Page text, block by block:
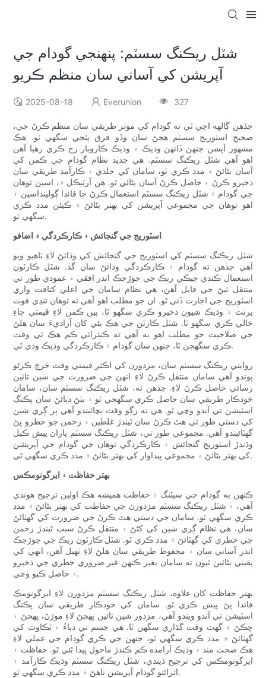
شٽل ريڪنگ سسٽم: پنهنجي گودام جي
آپريشن کي آساني سان منظم ڪريو
2025-08-18 Everunion 327
جڏهن ڳالهه اچي ٿي ته گودام کي موثر طريقي سان منظم ڪرڻ جي،
صحيح اسٽوريج سسٽم هجڻ سان وڏو فرق پئجي سگهي ٿو. هڪ
مشهور آپشن جنهن ڏانهن وڌيڪ ۽ وڌيڪ ڪاروبار رخ ڪري رهيا آهن
اهو آهي شٽل ريڪنگ سسٽم. هي جديد نظام گودام جي ڪمن کي
آسان بڻائڻ ۾ مدد ڪري ٿو، سامان کي جلدي ۽ ڪارآمد طريقي سان
ذخيرو ڪرڻ ۽ حاصل ڪرڻ آسان بڻائي ٿو. هن آرٽيڪل ۾، اسين توهان
جي گودام ۾ شٽل ريڪنگ سسٽم استعمال ڪرڻ جا فائدا ڳولينداسين ۽
اهو توهان جي مجموعي آپريشن کي بهتر بڻائڻ ۾ ڪيئن مدد ڪري
سگهي ٿو.
اسٽوريج جي گنجائش ۽ ڪارڪردگي ۾ اضافو
شٽل ريڪنگ سسٽم کي اسٽوريج جي گنجائش کي وڌائڻ لاءِ ٺاهيو ويو
آهي جڏهن ته گودام ۾ ڪارڪردگي وڌائڻ سان گڏ. شٽل ڪارٽون
استعمال ڪندي جيڪي ريڪ جي جوڙجڪ اندر افقي ۽ عمودي طور تي
منتقل ٿيڻ جي قابل آهن، هي نظام سامان جي اعلي کثافت واري
اسٽوريج جي اجازت ڏئي ٿو. ان جو مطلب اهو آهي ته توهان ننڍي فوٽ
پرنٽ ۾ وڌيڪ شيون ذخيرو ڪري سگهو ٿا، ٻين ڪمن لاءِ قيمتي جاءِ
خالي ڪري سگهو ٿا. شٽل ڪارٽن جي هڪ ٻئي کان آزاديءَ سان هلڻ
جي صلاحيت جو مطلب اهو به آهي ته ڪيترائي ڪم هڪ ئي وقت
ڪري سگهجن ٿا، جنهن سان گودام ۾ ڪارڪردگي وڌيڪ وڌي ٿي.
روايتي ريڪنگ سسٽم سان، مزدورن کي اڪثر قيمتي وقت خرچ ڪرڻو
پوندو آهي سامان منتقل ڪرڻ لاءِ انهن جي ضرورت جي شين تائين
رسائي حاصل ڪرڻ لاءِ. جڏهن ته، شٽل ريڪنگ سسٽم سان، سامان
خودڪار طريقي سان حاصل ڪري سگهجي ٿو ۽ بٽڻ دٻائڻ سان پڪنگ
اسٽيشن تي آندو وڃي ٿو. هي نه رڳو وقت بچائيندو آهي پر ڳري شين
کي دستي طور تي هٿ ڪرڻ سان ٿيندڙ غلطين ۽ زخمن جو خطرو پڻ
گهٽائيندو آهي. مجموعي طور تي، شٽل ريڪنگ سسٽم پاران پيش ڪيل
وڌندڙ اسٽوريج گنجائش ۽ ڪارڪردگي توهان جي گودام جي آپريشن
کي بهتر بڻائڻ ۽ مجموعي پيداوار کي بهتر بڻائڻ ۾ مدد ڪري سگهي ٿي.
بهتر حفاظت ۽ ايرگونومڪس
ڪنهن به گودام جي سيٽنگ ۾ حفاظت هميشه هڪ اولين ترجيح هوندي
آهي، ۽ شٽل ريڪنگ سسٽم مزدورن جي حفاظت کي بهتر بڻائڻ ۾ مدد
ڪري سگهي ٿو. سامان جي دستي هٿ ڪرڻ جي ضرورت کي گهٽائڻ
سان، هي نظام ڳري شين کي کڻڻ ۽ منتقل ڪرڻ سبب ٿيندڙ زخمن
جي خطري کي گهٽائڻ ۾ مدد ڪري ٿو. شٽل ڪارٽون ريڪ جي جوڙجڪ
اندر آساني سان ۽ محفوظ طريقي سان هلڻ لاءِ ٺهيل آهن، انهي کي
يقيني بڻائين ٿيون ته سامان بغير ڪنهن غير ضروري خطري جي ذخيرو
۽ حاصل ڪيو وڃي.
بهتر حفاظت کان علاوه، شٽل ريڪنگ سسٽم مزدورن لاءِ ايرگونومڪ
فائدا پڻ پيش ڪري ٿو. سامان کي خودڪار طريقي سان پڪنگ
اسٽيشن تي آندو ويندو آهي، مزدور شين تائين پهچڻ لاءِ موڙڻ، پهچڻ ۽
ڇڪڻ ۾ گهٽ وقت گذاري سگهن ٿا. هي جسم تي دٻاءُ ۽ ٿڪاوٽ کي
گهٽائڻ ۾ مدد ڪري سگهي ٿو، جنهن جي ڪري گودام جي عملي لاءِ
هڪ صحت مند ۽ وڌيڪ آرامده ڪم ڪندڙ ماحول پيدا ٿئي ٿو. حفاظت ۽
ايرگونومڪس کي ترجيح ڏيندي، شٽل ريڪنگ سسٽم وڌيڪ ڪارآمد ۽
اثرائتو گودام آپريشن ٺاهڻ ۾ مدد ڪري سگهي ٿو.